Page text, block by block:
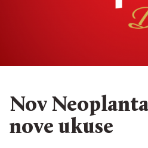
Nov
nove ukuse